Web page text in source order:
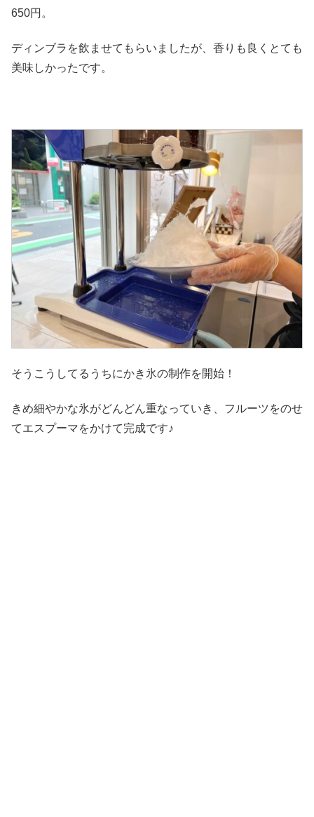
650円。
ディンブラを飲ませてもらいましたが、香りも良くとても
美味しかったです。
そうこうしてるうちにかき氷の制作を開始！
きめ細やかな氷がどんどん重なっていき、フルーツをのせ
てエスプーマをかけて完成です♪